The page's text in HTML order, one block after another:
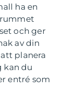
ha en
och ger
av din
planera
kan du
entré som